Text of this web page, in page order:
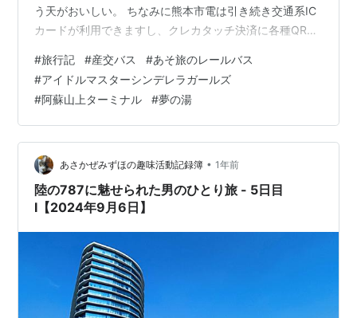
う天がおいしい。 ちなみに熊本市電は引き続き交通系IC
カードが利用できますし、クレカタッチ決済に各種QRコ
隙がありません。均一運賃だからできるサービスでしょ
うし、これなら中国人も運賃をちょろまかせまい。わざ
わざ『くまモンのICカード』を買う理由がなかった気は
しますが、限定デザインで旅の記念になるのでヨシ。
kimukazu.me 吊り掛け駆動の音を響かせて走ってきたの
は1200形、現在は6両が…
#旅行記 #産交バス #あそ旅のレールバス
#アイドルマスターシンデレラガールズ
#阿蘇山上ターミナル #夢の湯
あさかぜみずほの趣味活動記録簿 • 1年前
陸の787に魅せられた男のひとり旅 - 5日目
I【2024年9月6日】